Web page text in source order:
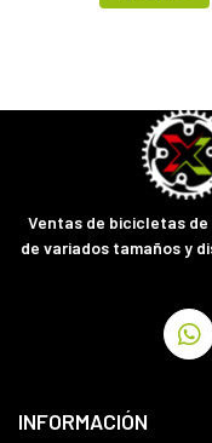
Ventas de bicicletas de
de variados tamaños y
INFORMACIÓN